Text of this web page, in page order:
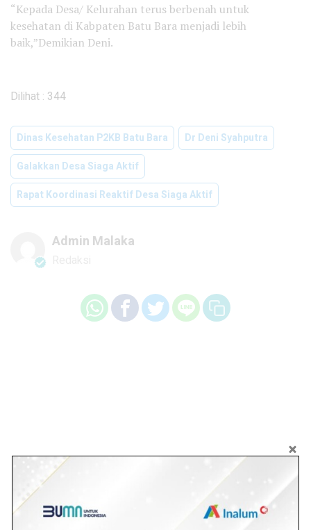
“Kepada Desa/ Kelurahan terus berbenah untuk
kesehatan di Kabpaten Batu Bara menjadi lebih
baik,”Demikian Deni.
Dilihat : 344
Dinas Kesehatan P2KB Batu Bara
Dr Deni Syahputra
Galakkan Desa Siaga Aktif
Rapat Koordinasi Reaktif Desa Siaga Aktif
Admin Malaka